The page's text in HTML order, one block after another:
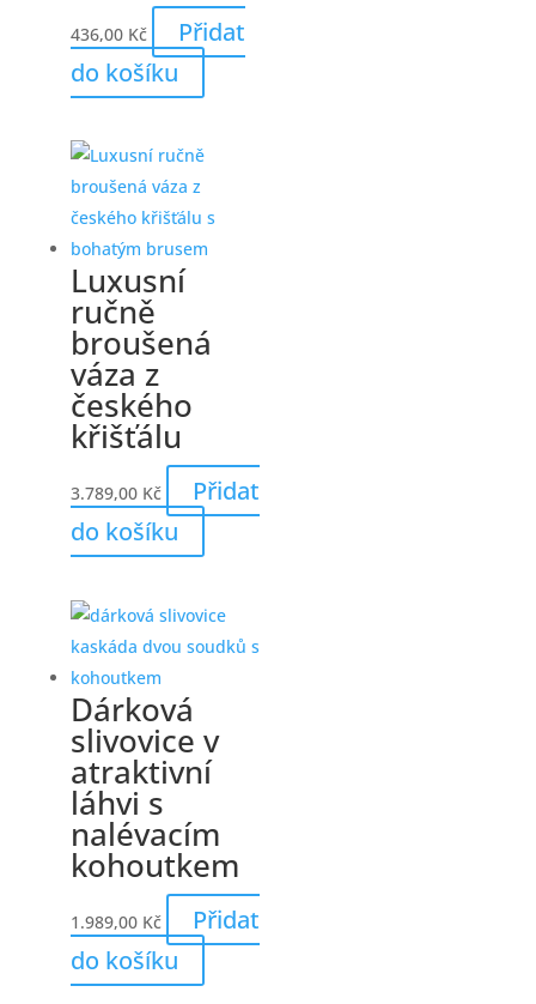
436,00 Kč
Přidat
do košíku
Luxusní
ručně
broušená
váza z
českého
křišťálu
3.789,00 Kč
Přidat
do košíku
Dárková
slivovice v
atraktivní
láhvi s
nalévacím
kohoutkem
1.989,00 Kč
Přidat
do košíku